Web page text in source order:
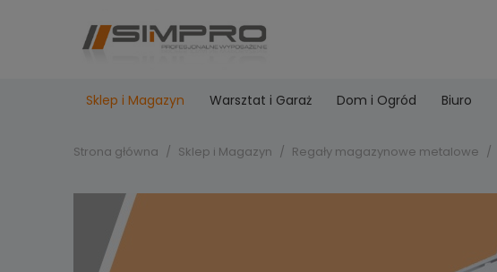
Sklep i Magazyn Warsztat i Garaż Dom i Ogród Biuro
Strona główna Sklep i Magazyn Regały magazynowe metalowe